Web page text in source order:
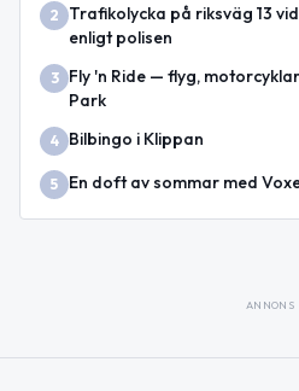
2
Trafikolycka på riksväg 13
enligt polisen
3
Fly 'n Ride — flyg,
Park
4 Bilbingo i Klippan
5 En doft av sommar med
ANNONS